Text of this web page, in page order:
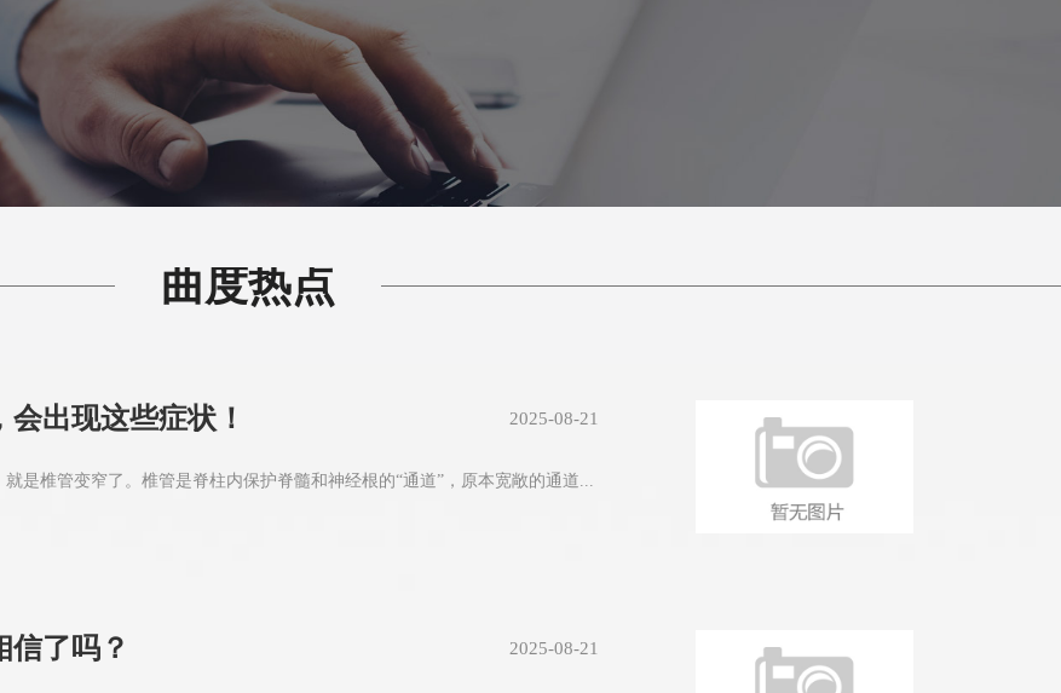
曲度热点
出现这些症状！ 2025-08-21
是椎管变窄了。椎管是脊柱内保护脊髓和神经根的“通道”，原本宽敞的通道...
信了吗？ 2025-08-21